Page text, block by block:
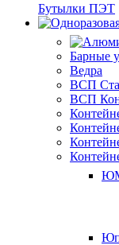
Бутылки ПЭТ
Барные
Ведра
ВСП
ВСП